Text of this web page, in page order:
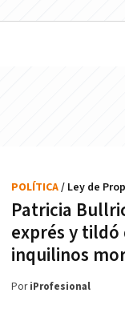
Patricia
exprés y
inquilinos
POLÍTICA/ Ley de
PoriProfesional